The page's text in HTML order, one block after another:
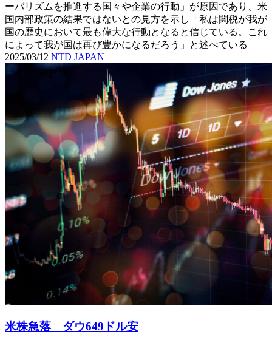
ーバリズムを推進する国々や企業の行動」が原因であり、米
国内部政策の結果ではないとの見方を示し「私は関税が我が
国の歴史において最も偉大な行動となると信じている。これ
によって我が国は再び豊かになるだろう」と述べている
2025/03/12 NTD JAPAN
米株急落 ダウ649ドル安